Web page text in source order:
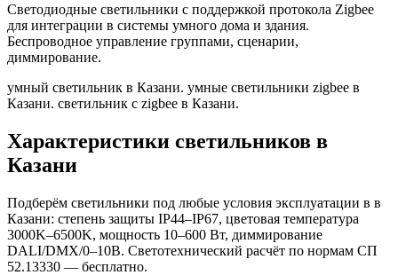
Светодиодные светильники с поддержкой протокола Zigbee
для интеграции в системы умного дома и здания.
Беспроводное управление группами, сценарии,
диммирование.
умный светильник в Казани. умные светильники zigbee в
Казани. светильник с zigbee в Казани.
Характеристики светильников в
Казани
Подберём светильники под любые условия эксплуатации в в
Казани: степень защиты IP44–IP67, цветовая температура
3000K–6500K, мощность 10–600 Вт, диммирование
DALI/DMX/0–10В. Светотехнический расчёт по нормам СП
52.13330 — бесплатно.